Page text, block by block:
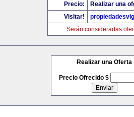
Precio:
Realizar una
Visitar!
Serán consideradas
Realizar una Oferta
Precio Ofrecido $